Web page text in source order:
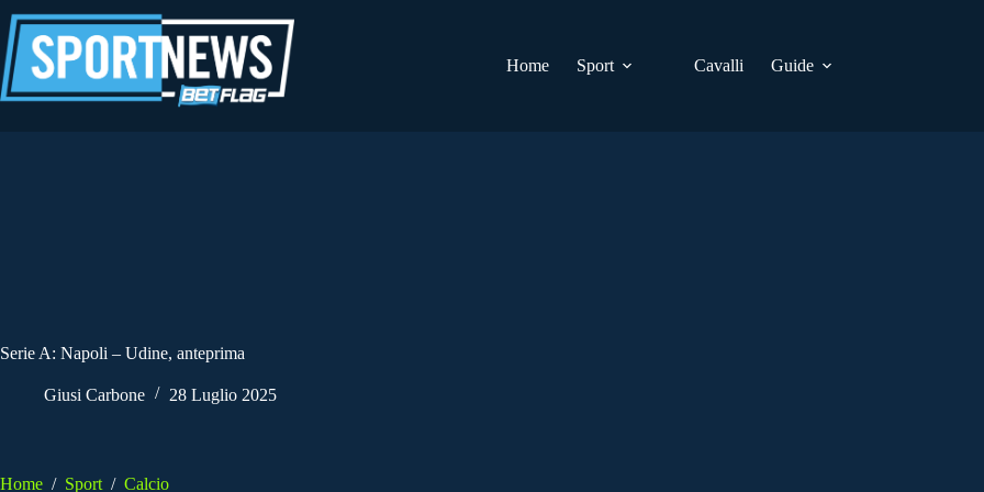
al
contenuto
Home
Sport Cavalli Guide
Serie A: Napoli – Udine, anteprima
Giusi Carbone 28 Luglio 2025
Home / Sport / Calcio